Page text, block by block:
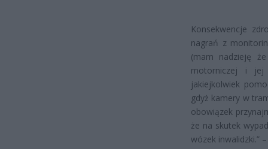
Konsekwencje
nagrań z
(mam nadzieję
motorniczej i jej
jakiejkolwiek
gdyż kamery w
obowiązek
że na skutek
wózek inwalidzki.”